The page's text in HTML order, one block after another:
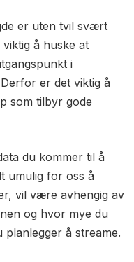
er uten tvil svært
å huske at
i
er det viktig å
som tilbyr gode
du kommer til å
umulig for oss å
vil være avhengig av
og hvor mye du
planlegger å streame.